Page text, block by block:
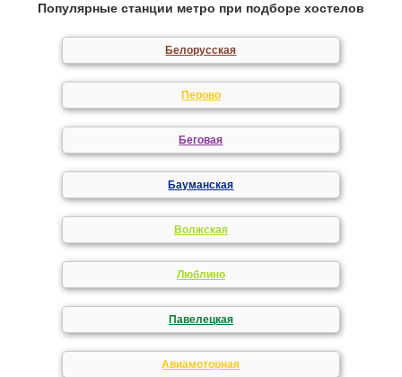
Популярные станции метро при подборе хостелов
Белорусская
Перово
Беговая
Бауманская
Волжская
Люблино
Павелецкая
Авиамоторная